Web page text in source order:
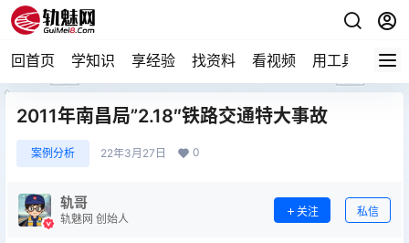
回首页 学知识 享经验 找资料 看视频 用工具 论技
2011年南昌局”2.18″铁路交通特大事故
案例分析 22年3月27日 0
轨哥
轨魅网 创始人
关注 私信